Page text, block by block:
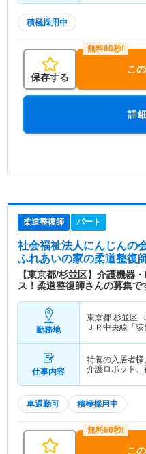
積極採用中
保存する
こ
詳
柔道整復師 パート
社会福祉法人にんじんの
ふれあいの家の柔道整復
【東京都/杉並区】介護機器
ス！柔道整復師さんの募集で
勤務地
東京都 杉並区
ＪＲ中央線「
仕事内容
特養の入居者様
介護ロボット
車通勤可 積極採用中
こ